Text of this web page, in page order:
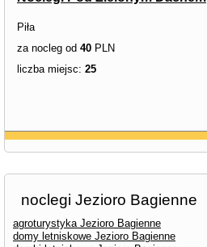
Piła
za nocleg od 40 PLN
liczba miejsc: 25
noclegi Jezioro Bagienne
agroturystyka Jezioro Bagienne
domy letniskowe Jezioro Bagienne